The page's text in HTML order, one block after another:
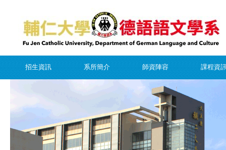
招生資訊 系所簡介 師資陣容 課程資